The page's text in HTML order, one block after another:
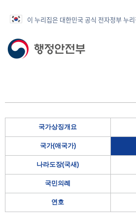
이 누리집은 대한민국 공식 전자정부 누
국가상징개요
국가(애국가)
나라도장(국새)
국민의례
연호